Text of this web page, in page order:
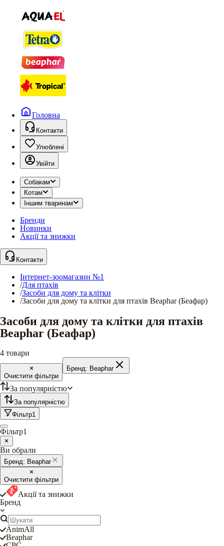
Головна
Контакти
Улюблені
Увійти
Собакам
Котам
Іншим тваринам
Бренди
Новинки
Акції та знижки
Контакти
Інтернет-зоомагазин №1
/Для птахів
/Засоби для дому та клітки
/Засоби для дому та клітки для птахів Beaphar (Беафар)
Засоби для дому та клітки для птахів
Beaphar (Беафар)
4 товари
Очистити фільтри
Бренд: Beaphar
За популярністю
За популярністю
Фільтр1
Фільтр1
Ви обрали
Бренд: Beaphar
Очистити фільтри
Акції та знижки
Бренд
AnimAll
Beaphar